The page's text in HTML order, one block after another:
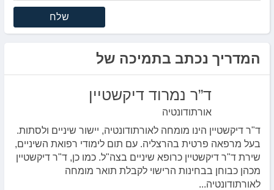
שלח
המדריך נכתב בתמיכה של
ד”ר נמרוד דיקשטיין
אורתודונטיה
ד"ר דיקשטיין הינו מומחה לאורתודונטיה, יישור שיניים ולסתות.
בעל מרפאה פרטית בהרצליה. עם תום לימודי רפואת השיניים,
שירת ד"ר דיקשטיין כרופא שיניים בצה"ל. כמו כן, ד"ר דיקשטיין
מכהן כבוחן בבחינות הרישוי לקבלת תואר מומחה
לאורתודונטיה...